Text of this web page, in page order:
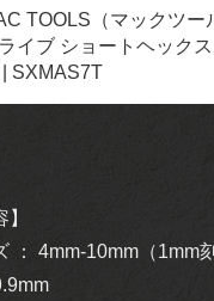
TOOLS（マックツー
イブ ショートヘック
| SXMAS7T
4mm-10mm（1mm刻